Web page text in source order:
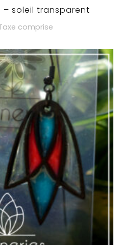
– soleil transparent
comprise